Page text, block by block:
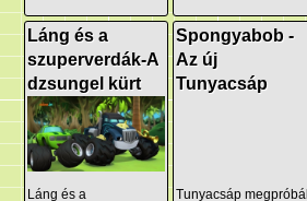
Láng és a
szuperverdák-A
dzsungel kürt
Láng és a
Spongyabob -
Az új
Tunyacsáp
Tunyacsáp megpróbál